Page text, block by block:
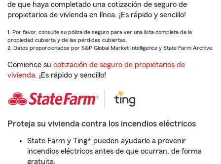
de que haya completado una cotización de seguro de
propietarios de vivienda en línea. ¡Es rápido y sencillo!
1. Por favor, consulte su póliza de seguro para ver una lista completa de la
propiedad cubierta y de las pérdidas cubiertas.
2. Datos proporcionados por S&P Global Market Intelligence y State Farm Archive.
Comience su cotización de seguro de propietarios de
vivienda. ¡Es rápido y sencillo!
Proteja su vivienda contra los incendios eléctricos
State Farm y Ting* pueden ayudarle a prevenir
incendios eléctricos antes de que ocurran, de forma
gratuita.